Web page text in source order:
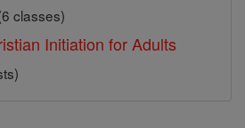
classes)
Initiation for Adults